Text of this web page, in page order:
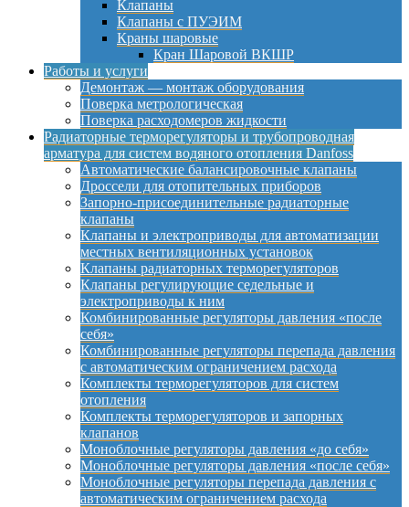
Клапаны
Клапаны с ПУЭИМ
Краны шаровые
Кран Шаровой ВКШР
Работы и услуги
Демонтаж — монтаж оборудования
Поверка метрологическая
Поверка расходомеров жидкости
Радиаторные терморегуляторы и трубопроводная
арматура для систем водяного отопления Danfoss
Автоматические балансировочные клапаны
Дроссели для отопительных приборов
Запорно-присоединительные радиаторные
клапаны
Клапаны и электроприводы для автоматизации
местных вентиляционных установок
Клапаны радиаторных терморегуляторов
Клапаны регулирующие седельные и
электроприводы к ним
Комбинированные регуляторы давления «после
себя»
Комбинированные регуляторы перепада давления
с автоматическим ограничением расхода
Комплекты терморегуляторов для систем
отопления
Комплекты терморегуляторов и запорных
клапанов
Моноблочные регуляторы давления «до себя»
Моноблочные регуляторы давления «после себя»
Моноблочные регуляторы перепада давления с
автоматическим ограничением расхода